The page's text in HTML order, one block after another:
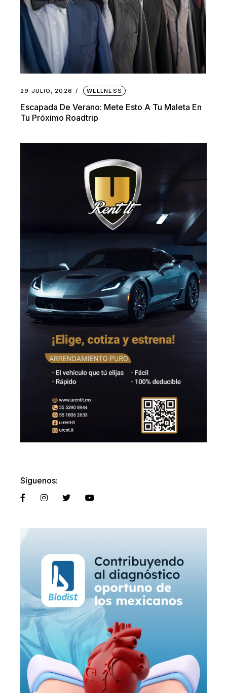
29 JULIO, 2026 WELLNESS
Escapada De Verano: Mete Esto A Tu Maleta En
Tu Próximo Roadtrip
Síguenos: